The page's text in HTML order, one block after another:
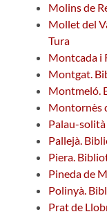
Molins de
Mollet del
Tura
Montcada i
Montgat.
Montmeló.
Montornès
Palau-solità
Pallejà.
Piera.
Pineda de
Polinyà.
Prat de